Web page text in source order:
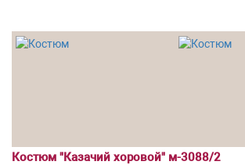
Костюм "Казачий хоровой" м-3088/2